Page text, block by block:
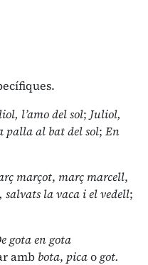
l’amo del sol; Juliol,
palla al bat del sol; En
marçot, març marcell,
salvats la vaca i el vedell;
gota en gota
amb bota, picaogot.